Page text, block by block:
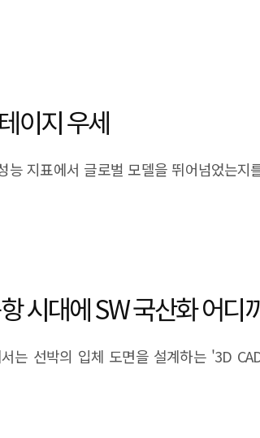
이지 우세
지표에서 글로벌 모델을 뛰어넘었는
시대에 SW 국산화 어디
는 선박의 입체 도면을 설계하는 '3D